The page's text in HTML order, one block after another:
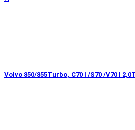
Volvo 850/855Turbo, C70 I /S70 /V70 I